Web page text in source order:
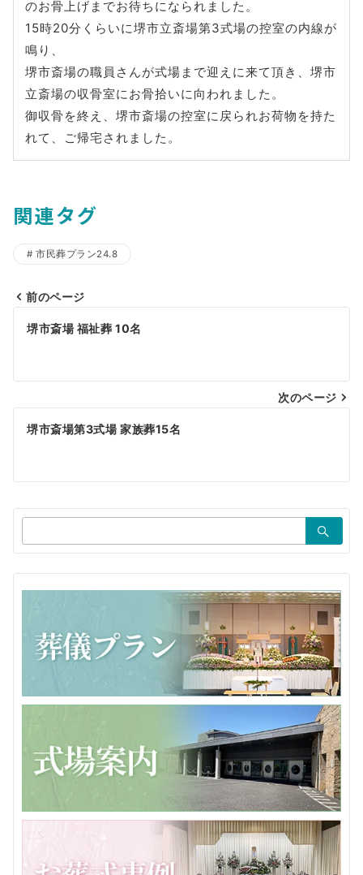
のお骨上げまでお待ちになられました。
15時20分くらいに堺市立斎場第3式場の控室の内線が
鳴り、
堺市斎場の職員さんが式場まで迎えに来て頂き、堺市
立斎場の収骨室にお骨拾いに向われました。
御収骨を終え、堺市斎場の控室に戻られお荷物を持た
れて、ご帰宅されました。
関連タグ
市民葬プラン24.8
投
ナ
ビ
ゲ
シ
ョ
ン
前のページ
堺市斎場 福祉葬 10名
次のページ
堺市斎場第3式場 家族葬15名
索：